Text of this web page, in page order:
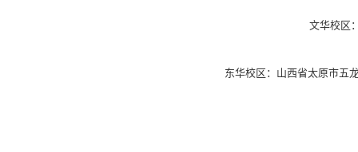
文华校区
东华校区：山西省太原市五